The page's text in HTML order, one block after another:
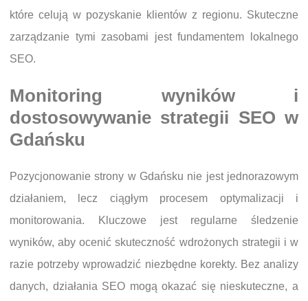
które celują w pozyskanie klientów z regionu. Skuteczne
zarządzanie tymi zasobami jest fundamentem lokalnego
SEO.
Monitoring wyników i
dostosowywanie strategii SEO w
Gdańsku
Pozycjonowanie strony w Gdańsku nie jest jednorazowym
działaniem, lecz ciągłym procesem optymalizacji i
monitorowania. Kluczowe jest regularne śledzenie
wyników, aby ocenić skuteczność wdrożonych strategii i w
razie potrzeby wprowadzić niezbędne korekty. Bez analizy
danych, działania SEO mogą okazać się nieskuteczne, a